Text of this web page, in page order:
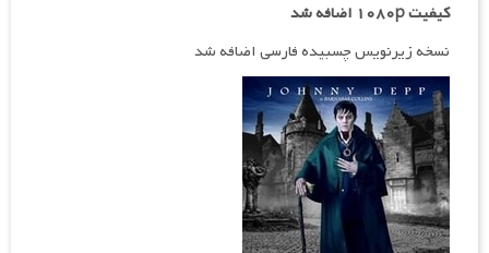
کیفیت ۱۰۸۰p اضافه شد
نسخه زیرنویس چسبیده فارسی اضافه شد